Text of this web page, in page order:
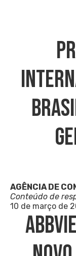
AGÊNCIA DE
Conteúdo de
10 de março de